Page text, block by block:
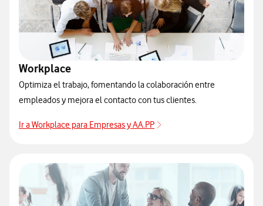
Workplace
Optimiza el trabajo, fomentando la colaboración entre
empleados y mejora el contacto con tus clientes.
Ir a Workplace para Empresas y AA.PP